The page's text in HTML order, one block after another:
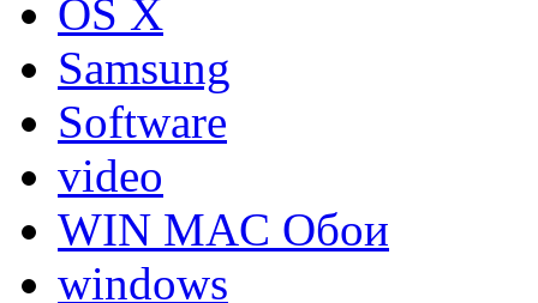
OS X
Samsung
Software
video
WIN MAC Обои
windows